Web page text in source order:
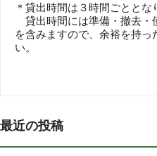
＊貸出時間は３時間ごととな
貸出時間には準備・撤去・
を含みますので、余裕を持っ
い。
最近の投稿